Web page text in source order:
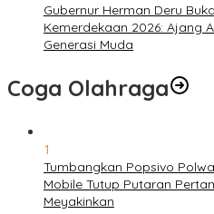
Gubernur Herman Deru
Kemerdekaan 2026: Ajang
Generasi Muda
Coga Olahraga
1
Tumbangkan Popsivo
Mobile Tutup Putaran
Meyakinkan